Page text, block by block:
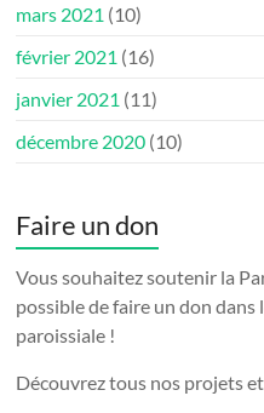
mars 2021 (10)
février 2021 (16)
janvier 2021 (11)
décembre 2020 (10)
Faire un don
Vous souhaitez soutenir la
possible de faire un don
paroissiale !
Découvrez tous nos projets